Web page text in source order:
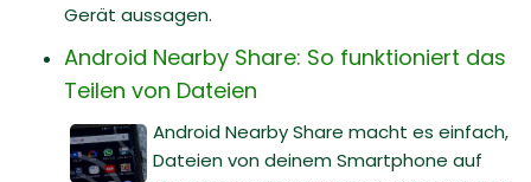
Gerät aussagen.
Android Nearby Share: So funktioniert das
Teilen von Dateien
Android Nearby Share macht es einfach,
Dateien von deinem Smartphone auf